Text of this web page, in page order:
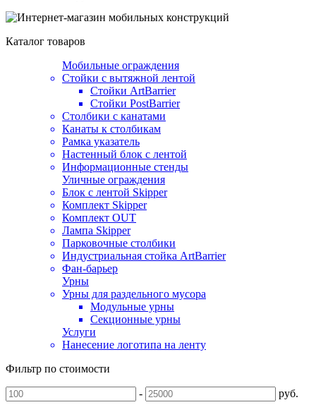
Каталог товаров
Мобильные ограждения
Стойки с вытяжной лентой
Стойки ArtBarrier
Стойки PostBarrier
Столбики с канатами
Канаты к столбикам
Рамка указатель
Настенный блок с лентой
Информационные стенды
Уличные ограждения
Блок с лентой Skipper
Комплект Skipper
Комплект OUT
Лампа Skipper
Парковочные столбики
Индустриальная стойка ArtBarrier
Фан-барьер
Урны
Урны для раздельного мусора
Модульные урны
Секционные урны
Услуги
Нанесение логотипа на ленту
Фильтр по стоимости
- руб.